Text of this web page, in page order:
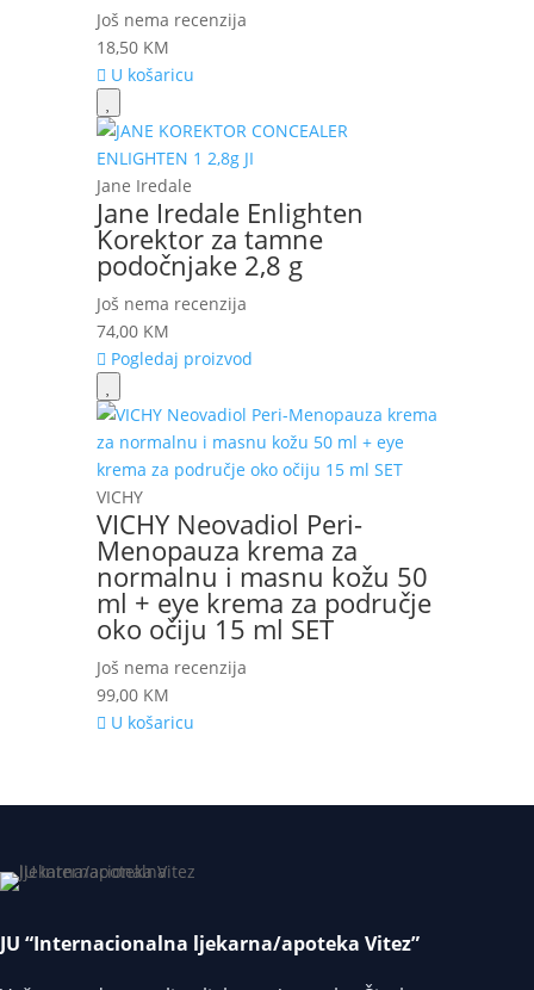
Još nema recenzija
18,50 KM
U košaricu
Jane Iredale
Jane Iredale Enlighten
Korektor za tamne
podočnjake 2,8 g
Još nema recenzija
74,00 KM
Pogledaj proizvod
VICHY
VICHY Neovadiol Peri-
Menopauza krema za
normalnu i masnu kožu 50
ml + eye krema za područje
oko očiju 15 ml SET
Još nema recenzija
99,00 KM
U košaricu
JU “Internacionalna ljekarna/apoteka Vitez”